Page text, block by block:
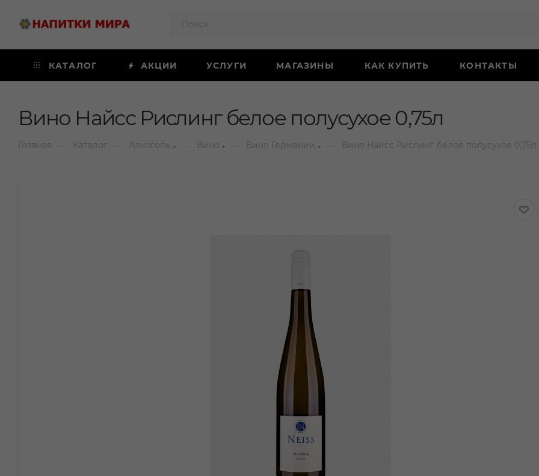
КАТАЛОГ АКЦИИ УСЛУГИ МАГАЗИНЫ КАК КУПИТЬ КОНТАКТЫ
Вино Найсс Рислинг белое полусухое 0,75л
Главная Каталог Алкоголь Вино Вино Германии Вино Найсс Рислинг белое полусухое 0,75л